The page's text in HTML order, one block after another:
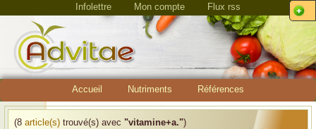
Infolettre Mon compte Flux rss
Accueil Nutriments Références
(8 article(s) trouvé(s) avec "vitamine+a.")